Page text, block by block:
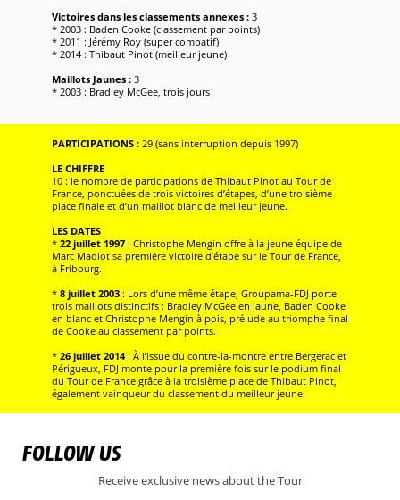
Victoires dans les classements annexes : 3
* 2003 : Baden Cooke (classement par points)
* 2011 : Jérémy Roy (super combatif)
* 2014 : Thibaut Pinot (meilleur jeune)
Maillots Jaunes : 3
* 2003 : Bradley McGee, trois jours
PARTICIPATIONS : 29 (sans interruption depuis 1997)
LE CHIFFRE
10 : le nombre de participations de Thibaut Pinot au Tour de
France, ponctuées de trois victoires d’étapes, d’une troisième
place finale et d’un maillot blanc de meilleur jeune.
LES DATES
* 22 juillet 1997 : Christophe Mengin offre à la jeune équipe de
Marc Madiot sa première victoire d’étape sur le Tour de France,
à Fribourg.
* 8 juillet 2003 : Lors d’une même étape, Groupama-FDJ porte
trois maillots distinctifs : Bradley McGee en jaune, Baden Cooke
en blanc et Christophe Mengin à pois, prélude au triomphe final
de Cooke au classement par points.
* 26 juillet 2014: À l’issue du contre-la-montre entre Bergerac et
Périgueux, FDJ monte pour la première fois sur le podium final
du Tour de France grâce à la troisième place de Thibaut Pinot,
également vainqueur du classement du meilleur jeune.
FOLLOW US
Receive exclusive news about the Tour